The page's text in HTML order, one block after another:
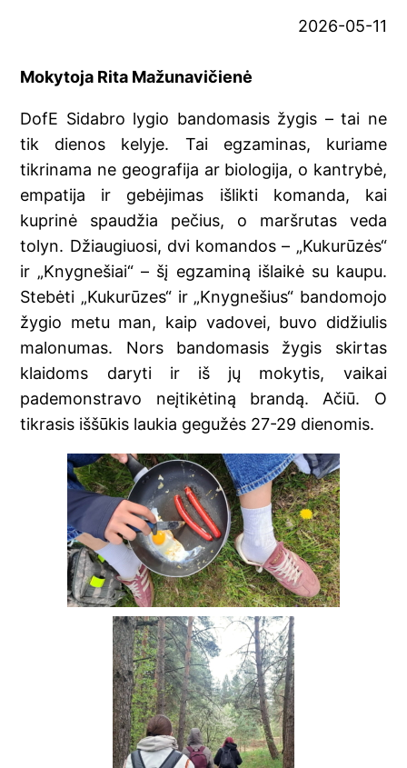
2026-05-11
Mokytoja Rita Mažunavičienė
DofE Sidabro lygio bandomasis žygis – tai ne
tik dienos kelyje. Tai egzaminas, kuriame
tikrinama ne geografija ar biologija, o kantrybė,
empatija ir gebėjimas išlikti komanda, kai
kuprinė spaudžia pečius, o maršrutas veda
tolyn. Džiaugiuosi, dvi komandos – „Kukurūzės“
ir „Knygnešiai“ – šį egzaminą išlaikė su kaupu.
Stebėti „Kukurūzes“ ir „Knygnešius“ bandomojo
žygio metu man, kaip vadovei, buvo didžiulis
malonumas. Nors bandomasis žygis skirtas
klaidoms daryti ir iš jų mokytis, vaikai
pademonstravo neįtikėtiną brandą. Ačiū. O
tikrasis iššūkis laukia gegužės 27-29 dienomis.